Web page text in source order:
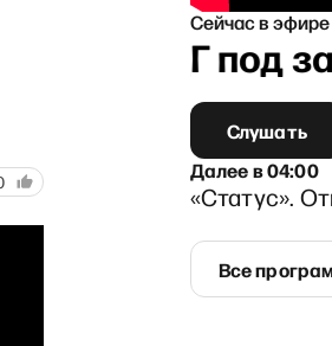
Сейчас в эфире
АдГ под
Слушать
Далеев04:00
«Статус».
Все